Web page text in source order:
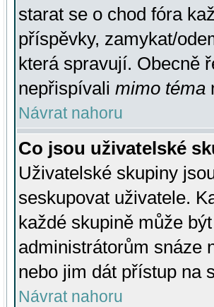
starat se o chod fóra
příspěvky, zamykat/
která spravují. Obecně
nepřispívali mimo téma
Návrat nahoru
Co jsou uživatelské
Uživatelské skupiny
seskupovat uživatele.
každé skupině může
administrátorům snáze
nebo jim dát přístup na
Návrat nahoru